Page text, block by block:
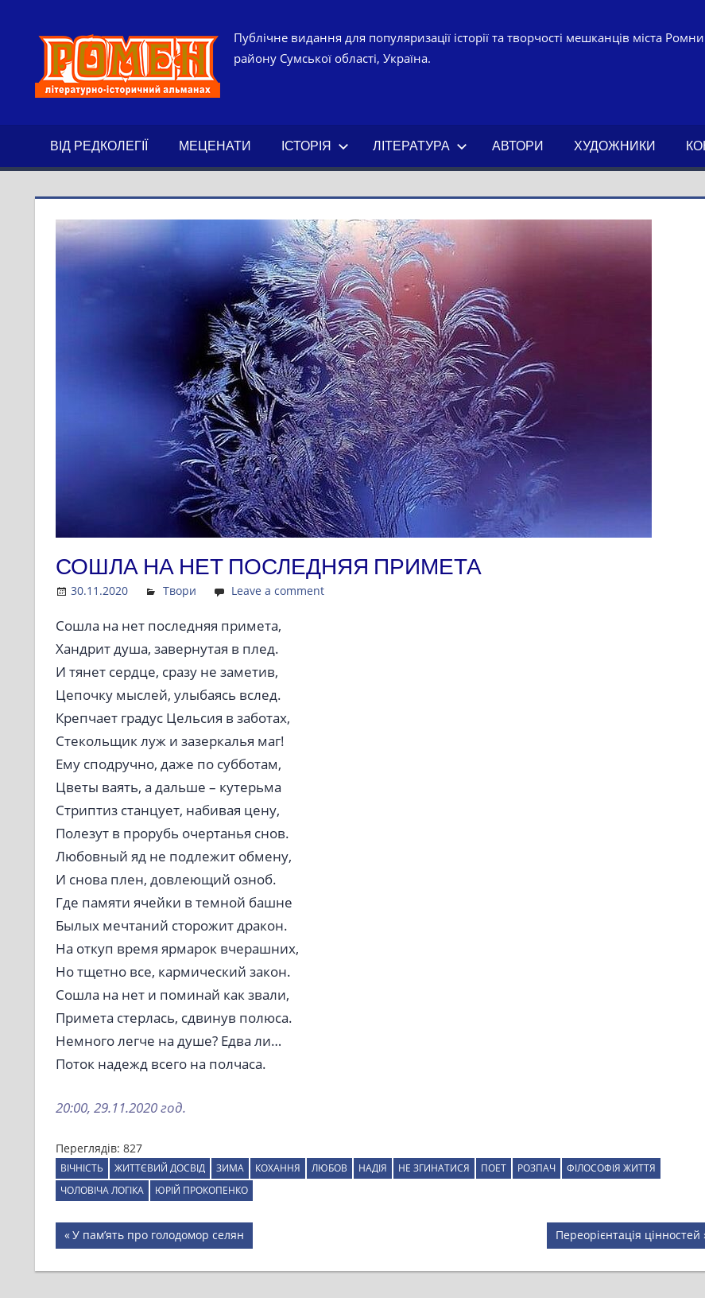
РОМЕН.
ІСТОРИЧНИЙ
АЛЬМАНАХ.
Публічне видання для популяризації історії та творчості мешканців міста
району Сумської області, Україна.
ВІД РЕДКОЛЕГІЇ МЕЦЕНАТИ ІСТОРІЯ ЛІТЕРАТУРА АВТОРИ ХУДОЖНИКИ
СОШЛА НА НЕТ ПОСЛЕДНЯЯ ПРИМЕТА
30.11.2020 Admin
Твори Leave a comment
Сошла на нет последняя примета,
Хандрит душа, завернутая в плед.
И тянет сердце, сразу не заметив,
Цепочку мыслей, улыбаясь вслед.
Крепчает градус Цельсия в заботах,
Стекольщик луж и зазеркалья маг!
Ему сподручно, даже по субботам,
Цветы ваять, а дальше – кутерьма
Стриптиз станцует, набивая цену,
Полезут в прорубь очертанья снов.
Любовный яд не подлежит обмену,
И снова плен, довлеющий озноб.
Где памяти ячейки в темной башне
Былых мечтаний сторожит дракон.
На откуп время ярмарок вчерашних,
Но тщетно все, кармический закон.
Сошла на нет и поминай как звали,
Примета стерлась, сдвинув полюса.
Немного легче на душе? Едва ли…
Поток надежд всего на полчаса.
20:00, 29.11.2020 год.
Переглядів: 827
ВІЧНІСТЬ ЖИТТЄВИЙ ДОСВІД ЗИМА КОХАННЯ ЛЮБОВ НАДІЯ НЕ ЗГИНАТИСЯ ПОЕТ РОЗПАЧ
ФІЛОСОФІЯ ЖИТТЯ
ЧОЛОВІЧА ЛОГІКА
ЮРІЙ ПРОКОПЕНКО
Навігація
записів
Previous
Post:
У пам’ять про голодомор селян
Next
Post:
Переорієнтація цінностей